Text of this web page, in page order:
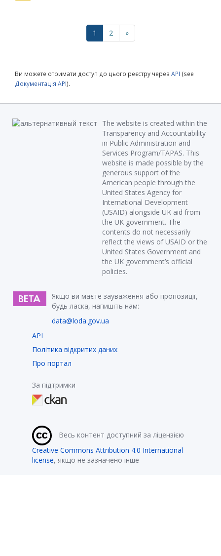
1 2 »
Ви можете отримати доступ до цього реєстру через API (see
Документація API).
The website is created within the
Transparency and Accountability
in Public Administration and
Services Program/TAPAS. This
website is made possible by the
generous support of the
American people through the
United States Agency for
International Development
(USAID) alongside UK aid from
the UK government. The
contents do not necessarily
reflect the views of USAID or the
United States Government and
the UK government’s official
policies.
Якщо ви маєте зауваження або пропозиції,
будь ласка, напишіть нам:
data@loda.gov.ua
API
Політика відкритих даних
Про портал
За підтримки
Весь контент доступний за ліцензією
Creative Commons Attribution 4.0 International
license, якщо не зазначено інше